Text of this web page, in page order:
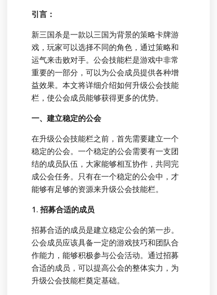
引言：
新三国杀是一款以三国为背景的策略卡牌游
戏，玩家可以选择不同的角色，通过策略和
运气来击败对手。公会技能栏是游戏中非常
重要的一部分，可以为公会成员提供各种增
益效果。本文将详细介绍如何升级公会技能
栏，使公会成员能够获得更多的优势。
一、建立稳定的公会
在升级公会技能栏之前，首先需要建立一个
稳定的公会。一个稳定的公会需要有一支团
结的成员队伍，大家能够相互协作，共同完
成公会任务。只有在一个稳定的公会中，才
能够有足够的资源来升级公会技能栏。
1. 招募合适的成员
招募合适的成员是建立稳定公会的第一步。
公会成员应该具备一定的游戏技巧和团队合
作能力，能够积极参与公会活动。通过招募
合适的成员，可以提高公会的整体实力，为
升级公会技能栏奠定基础。